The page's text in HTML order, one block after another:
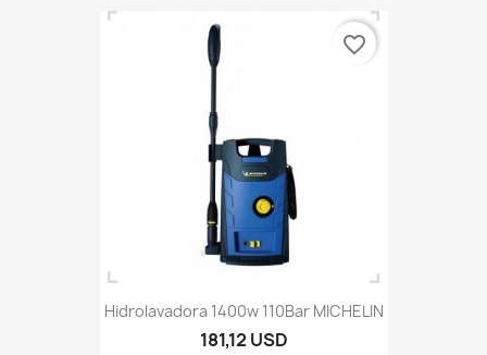
Hidrolavadora 1400w 110Bar MICHELIN
181,12 USD
favorite_border